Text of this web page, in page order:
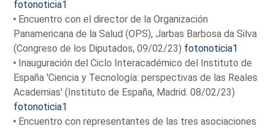
fotonoticia1
Encuentro con el director de la Organización
Panamericana de la Salud (OPS), Jarbas Barbosa da Silva
(Congreso de los Diputados, 09/02/23) fotonoticia1
Inauguración del Ciclo Interacadémico del Instituto de
España 'Ciencia y Tecnología: perspectivas de las Reales
Academias' (Instituto de España, Madrid. 08/02/23)
fotonoticia1
Encuentro con representantes de las tres asociaciones